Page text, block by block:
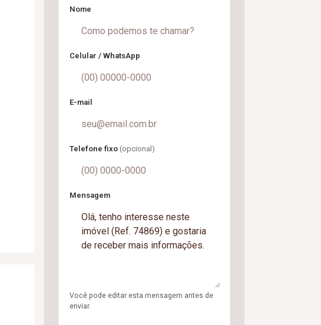
Nome
Celular / WhatsApp
E-mail
Telefone fixo (opcional)
Mensagem
Você pode editar esta mensagem antes de
enviar.